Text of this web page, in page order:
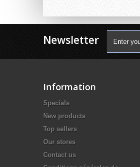
Newsletter
Information
Specials
New products
Top sellers
Our stores
Contact us